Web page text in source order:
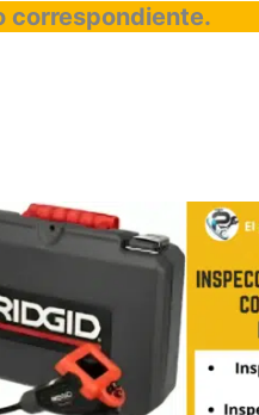
correspondiente.